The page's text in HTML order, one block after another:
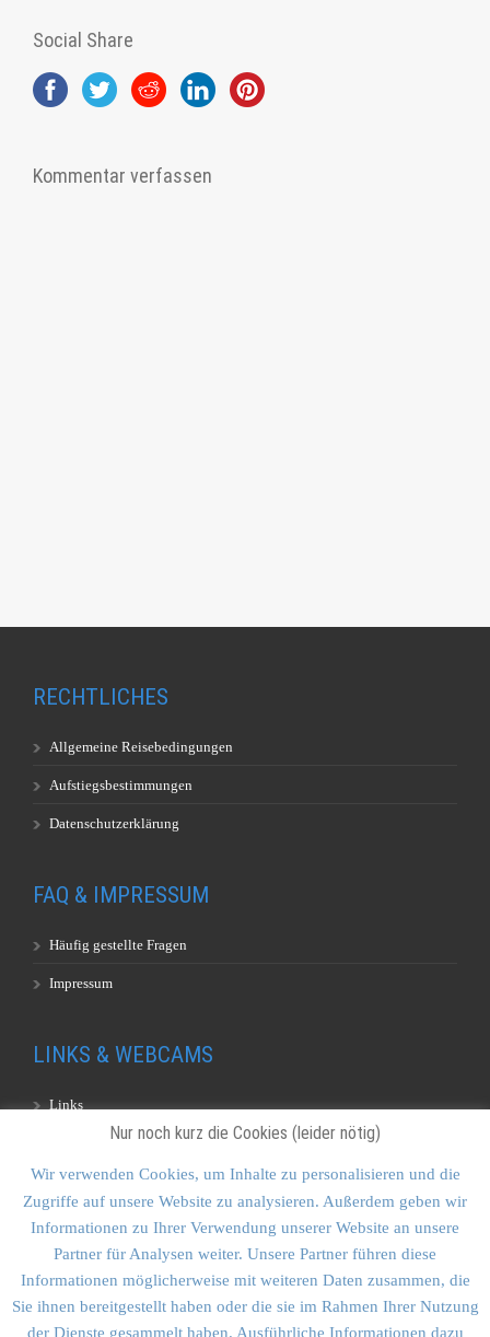
Social Share
Kommentar verfassen
RECHTLICHES
Allgemeine Reisebedingungen
Aufstiegsbestimmungen
Datenschutzerklärung
FAQ & IMPRESSUM
Häufig gestellte Fragen
Impressum
LINKS & WEBCAMS
Links
KONTAKT & SITEMAP
Kontakt
Sitemap
Nur noch kurz die Cookies (leider nötig)
Wir verwenden Cookies, um Inhalte zu personalisieren und die
Zugriffe auf unsere Website zu analysieren. Außerdem geben wir
Informationen zu Ihrer Verwendung unserer Website an unsere
Partner für Analysen weiter. Unsere Partner führen diese
Informationen möglicherweise mit weiteren Daten zusammen, die
Sie ihnen bereitgestellt haben oder die sie im Rahmen Ihrer Nutzung
der Dienste gesammelt haben. Ausführliche Informationen dazu